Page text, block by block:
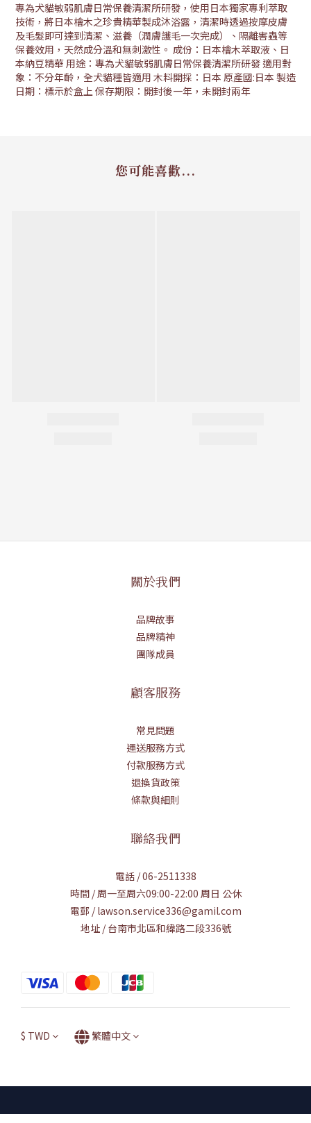
專為犬貓敏弱肌膚日常保養清潔所研發，使用日本獨家專利萃取
技術，將日本檜木之珍貴精華製成沐浴露，清潔時透過按摩皮膚
及毛髮即可達到清潔、滋養（潤膚護毛一次完成）、隔離害蟲等
保養效用，天然成分溫和無刺激性。 成份：日本檜木萃取液、日
本納豆精華 用途：專為犬貓敏弱肌膚日常保養清潔所研發 適用對
象：不分年齡，全犬貓種皆適用 木料開採：日本 原產國:日本 製造
日期：標示於盒上 保存期限：開封後一年，未開封兩年
您可能喜歡...
關於我們
品牌故事
品牌精神
團隊成員
顧客服務
常見問題
運送服務方式
付款服務方式
退換貨政策
條款與細則
聯絡我們
電話 / 06-2511338
時間 / 周一至周六09:00-22:00 周日 公休
電郵 / lawson.service336@gamil.com
地址 / 台南市北區和緯路二段336號
$ TWD 繁體中文